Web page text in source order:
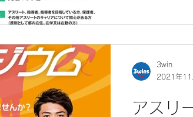
用をサポート
アスリ
3win
2021年11